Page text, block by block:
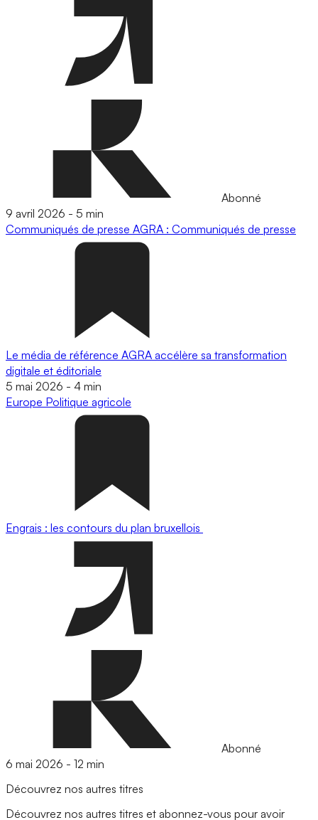
Abonné
9 avril 2026 - 5 min
Communiqués de presse AGRA : Communiqués de presse
Le média de référence AGRA accélère sa transformation
digitale et éditoriale
5 mai 2026 - 4 min
Europe Politique agricole
Engrais : les contours du plan bruxellois
Abonné
6 mai 2026 - 12 min
Découvrez nos autres titres
Découvrez nos autres titres et abonnez-vous pour avoir